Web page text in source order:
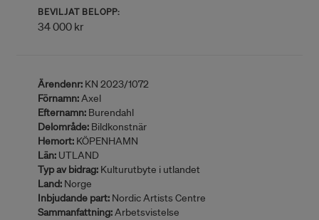
BEVILJAT BELOPP:
34 000 kr
Ärendenr: KN 2023/1072
Förnamn:Axel
Efternamn: Burendahl
Delområde: Bildkonstnär
Hemort: KÖPENHAMN
Län: UTLAND
Typ av bidrag: Kulturutbyte i utlandet
Land: Norge
Inbjudande part: Nordic Artists Centre
Sammanfattning:Arbetsvistelse